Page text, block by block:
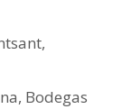
,
, Bodegas